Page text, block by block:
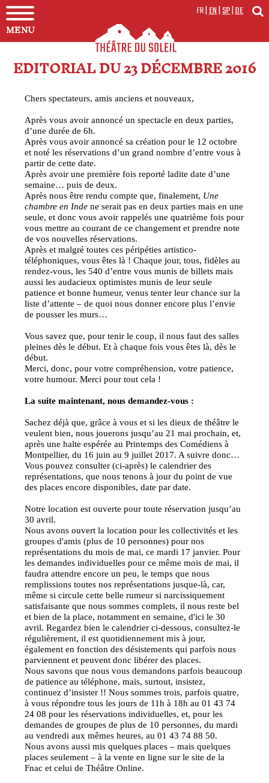
MENU
FR|EN|SP|DE
EDITORIAL DU 23 DÉCEMBRE 2016
Chers spectateurs, amis anciens et nouveaux,
Après vous avoir annoncé un spectacle en deux parties,
d’une durée de 6h.
Après vous avoir annoncé sa création pour le 12 octobre
et noté les réservations d’un grand nombre d’entre vous à
partir de cette date.
Après avoir une première fois reporté ladite date d’une
semaine… puis de deux.
Après nous être rendu compte que, finalement, Une
chambre en Inde ne serait pas en deux parties mais en une
seule, et donc vous avoir rappelés une quatrième fois pour
vous mettre au courant de ce changement et prendre note
de vos nouvelles réservations.
Après et malgré toutes ces péripéties artistico-
téléphoniques, vous êtes là ! Chaque jour, tous, fidèles au
rendez-vous, les 540 d’entre vous munis de billets mais
aussi les audacieux optimistes munis de leur seule
patience et bonne humeur, venus tenter leur chance sur la
liste d’attente – de quoi nous donner encore plus l’envie
de pousser les murs…
Vous savez que, pour tenir le coup, il nous faut des salles
pleines dès le début. Et à chaque fois vous êtes là, dès le
début.
Merci, donc, pour votre compréhension, votre patience,
votre humour. Merci pour tout cela !
La suite maintenant, nous demandez-vous :
Sachez déjà que, grâce à vous et si les dieux de théâtre le
veulent bien, nous jouerons jusqu’au 21 mai prochain, et,
après une halte espérée au Printemps des Comédiens à
Montpellier, du 16 juin au 9 juillet 2017. A suivre donc…
Vous pouvez consulter (ci-après) le calendrier des
représentations, que nous tenons à jour du point de vue
des places encore disponibles, date par date.
Notre location est ouverte pour toute réservation jusqu’au
30 avril.
Nous avons ouvert la location pour les collectivités et les
groupes d'amis (plus de 10 personnes) pour nos
représentations du mois de mai, ce mardi 17 janvier. Pour
les demandes individuelles pour ce même mois de mai, il
faudra attendre encore un peu, le temps que nous
remplissions toutes nos représentations jusque-là, car,
même si circule cette belle rumeur si narcissiquement
satisfaisante que nous sommes complets, il nous reste bel
et bien de la place, notamment en semaine, d'ici le 30
avril. Regardez bien le calendrier ci-dessous, consultez-le
régulièrement, il est quotidiennement mis à jour,
également en fonction des désistements qui parfois nous
parviennent et peuvent donc libérer des places.
Nous savons que nous vous demandons parfois beaucoup
de patience au téléphone, mais, surtout, insistez,
continuez d’insister !! Nous sommes trois, parfois quatre,
à vous répondre tous les jours de 11h à 18h au 01 43 74
24 08 pour les réservations individuelles, et, pour les
demandes de groupes de plus de 10 personnes, du mardi
au vendredi aux mêmes heures, au 01 43 74 88 50.
Nous avons aussi mis quelques places – mais quelques
places seulement – à la vente en ligne sur le site de la
Fnac et celui de Théâtre Online.